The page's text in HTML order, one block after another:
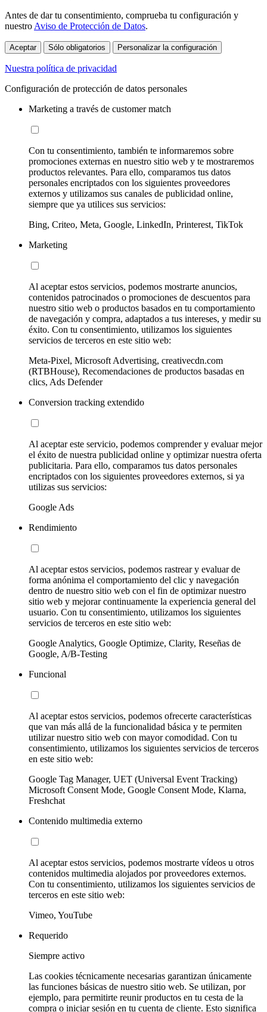
Antes de dar tu consentimiento, comprueba tu configuración y
nuestro Aviso de Protección de Datos.
Aceptar Sólo obligatorios Personalizar la configuración
Nuestra política de privacidad
Configuración de protección de datos personales
Marketing a través de customer match
Con tu consentimiento, también te informaremos sobre
promociones externas en nuestro sitio web y te mostraremos
productos relevantes. Para ello, comparamos tus datos
personales encriptados con los siguientes proveedores
externos y utilizamos sus canales de publicidad online,
siempre que ya utilices sus servicios:
Bing, Criteo, Meta, Google, LinkedIn, Printerest, TikTok
Marketing
Al aceptar estos servicios, podemos mostrarte anuncios,
contenidos patrocinados o promociones de descuentos para
nuestro sitio web o productos basados en tu comportamiento
de navegación y compra, adaptados a tus intereses, y medir su
éxito. Con tu consentimiento, utilizamos los siguientes
servicios de terceros en este sitio web:
Meta-Pixel, Microsoft Advertising, creativecdn.com
(RTBHouse), Recomendaciones de productos basadas en
clics, Ads Defender
Conversion tracking extendido
Al aceptar este servicio, podemos comprender y evaluar mejor
el éxito de nuestra publicidad online y optimizar nuestra oferta
publicitaria. Para ello, comparamos tus datos personales
encriptados con los siguientes proveedores externos, si ya
utilizas sus servicios:
Google Ads
Rendimiento
Al aceptar estos servicios, podemos rastrear y evaluar de
forma anónima el comportamiento del clic y navegación
dentro de nuestro sitio web con el fin de optimizar nuestro
sitio web y mejorar continuamente la experiencia general del
usuario. Con tu consentimiento, utilizamos los siguientes
servicios de terceros en este sitio web:
Google Analytics, Google Optimize, Clarity, Reseñas de
Google, A/B-Testing
Funcional
Al aceptar estos servicios, podemos ofrecerte características
que van más allá de la funcionalidad básica y te permiten
utilizar nuestro sitio web con mayor comodidad. Con tu
consentimiento, utilizamos los siguientes servicios de terceros
en este sitio web:
Google Tag Manager, UET (Universal Event Tracking)
Microsoft Consent Mode, Google Consent Mode, Klarna,
Freshchat
Contenido multimedia externo
Al aceptar estos servicios, podemos mostrarte vídeos u otros
contenidos multimedia alojados por proveedores externos.
Con tu consentimiento, utilizamos los siguientes servicios de
terceros en este sitio web:
Vimeo, YouTube
Requerido
Siempre activo
Las cookies técnicamente necesarias garantizan únicamente
las funciones básicas de nuestro sitio web. Se utilizan, por
ejemplo, para permitirte reunir productos en tu cesta de la
compra o iniciar sesión en tu cuenta de cliente. Esto significa